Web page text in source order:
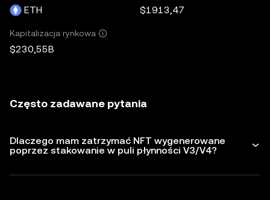
ETH $1913,47
Kapitalizacja rynkowa
$230,55B
Często zadawane pytania
Dlaczego mam zatrzymać NFT wygenerowane
poprzez stakowanie w puli płynności V3/V4?